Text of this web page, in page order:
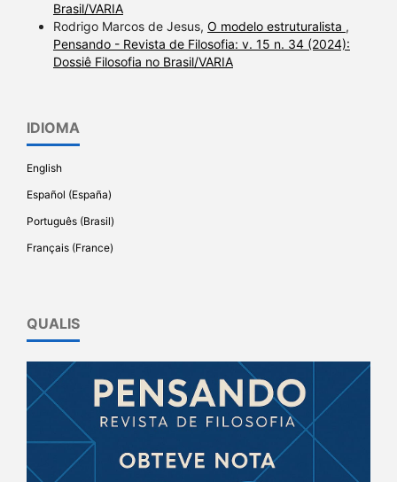
Brasil/VARIA
Rodrigo Marcos de Jesus, O modelo estruturalista ,
Pensando - Revista de Filosofia: v. 15 n. 34 (2024):
Dossiê Filosofia no Brasil/VARIA
IDIOMA
English
Español (España)
Português (Brasil)
Français (France)
QUALIS